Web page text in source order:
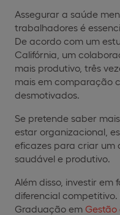
Assegurar a saúde
trabalhadores é
De acordo com um
Califórnia, um
mais produtivo, três
mais em comparação
desmotivados.
Se pretende saber
estar organizacional,
eficazes para criar um
saudável e produtivo.
Além disso, investir
diferencial competitivo.
Graduação em Gestão